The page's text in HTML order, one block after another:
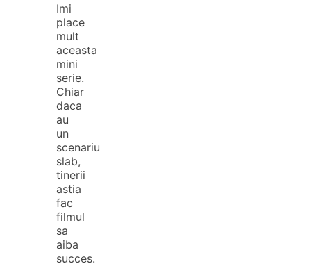
Imi
place
mult
aceasta
mini
serie.
Chiar
daca
au
un
scenariu
slab,
tinerii
astia
fac
filmul
sa
aiba
succes.